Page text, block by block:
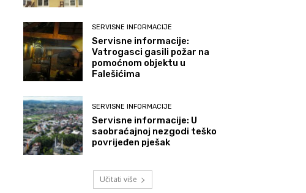
SERVISNE INFORMACIJE
Servisne informacije:
Vatrogasci gasili požar na
pomoćnom objektu u
Falešićima
SERVISNE INFORMACIJE
Servisne informacije: U
saobraćajnoj nezgodi teško
povrijeđen pješak
Učitati više